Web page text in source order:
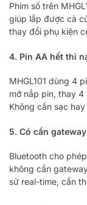
Phím số trên
giúp lắp được cả
thay đổi phụ kiện
4. Pin AA hết thì
MHGL101 dùng 4
mở nắp pin, thay 4
Không cần sạc
5. Có cần
Bluetooth cho
không cần
sử real-time, cần